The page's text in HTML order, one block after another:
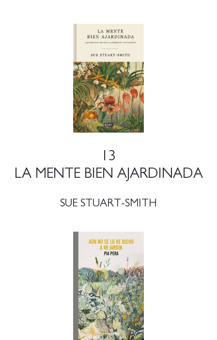
13
LA MENTE BIEN AJARDINADA
SUE STUART-SMITH